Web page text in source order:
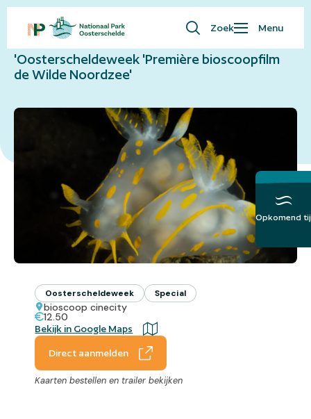
Zoek Menu
Bezoekersinfo
English
Meer over het
Getij
Waar ben je naar op zoek?
Naar overzicht
'Oosterscheldeweek 'Première bioscoopfilm
de Wilde Noordzee'
Oosterscheldeweek Special
bioscoop cinecity
12.50
Bekijk in Google Maps
Direct aanmelden
Kaarten bestellen en trailer bekijken
Opkomend tij